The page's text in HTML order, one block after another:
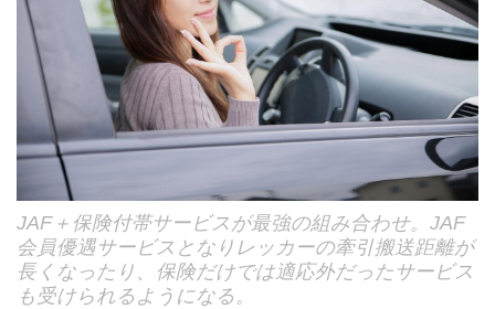
JAF＋保険付帯サービスが最強の組み合わせ。JAF
会員優遇サービスとなりレッカーの牽引搬送距離が
長くなったり、保険だけでは適応外だったサービス
も受けられるようになる。